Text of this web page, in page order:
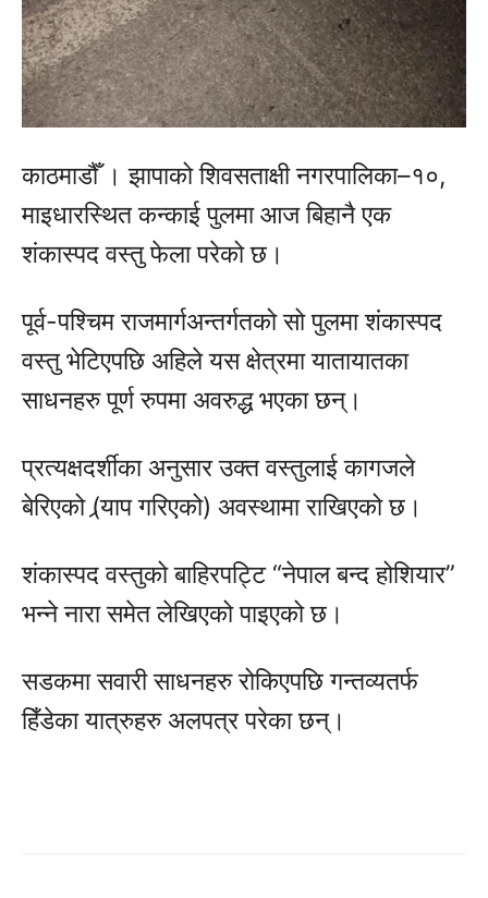
काठमाडौँ । झापाको शिवसताक्षी नगरपालिका–१०,
माइधारस्थित कन्काई पुलमा आज बिहानै एक
शंकास्पद वस्तु फेला परेको छ।
पूर्व-पश्चिम राजमार्गअन्तर्गतको सो पुलमा शंकास्पद
वस्तु भेटिएपछि अहिले यस क्षेत्रमा यातायातका
साधनहरु पूर्ण रुपमा अवरुद्ध भएका छन्।
प्रत्यक्षदर्शीका अनुसार उक्त वस्तुलाई कागजले
बेरिएको (र्‍याप गरिएको) अवस्थामा राखिएको छ।
शंकास्पद वस्तुको बाहिरपट्टि “नेपाल बन्द होशियार”
भन्ने नारा समेत लेखिएको पाइएको छ।
सडकमा सवारी साधनहरु रोकिएपछि गन्तव्यतर्फ
हिँडेका यात्रुहरु अलपत्र परेका छन्।